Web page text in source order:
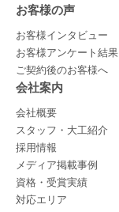
お客様の声
お客様インタビュー
お客様アンケート結果
ご契約後のお客様へ
会社案内
会社概要
スタッフ・大工紹介
採用情報
メディア掲載事例
資格・受賞実績
対応エリア